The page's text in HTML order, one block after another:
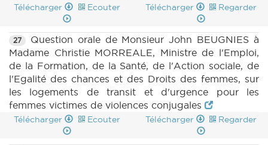
Télécharger Ecouter Télécharger Regarder
27
Question orale de Monsieur John BEUGNIES à
Madame Christie MORREALE, Ministre de l'Emploi,
de la Formation, de la Santé, de l'Action sociale, de
l'Egalité des chances et des Droits des femmes, sur
les logements de transit et d'urgence pour les
femmes victimes de violences conjugales
Télécharger Ecouter Télécharger Regarder